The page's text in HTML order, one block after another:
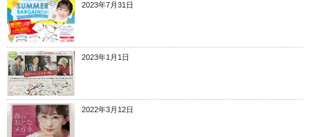
2023年7月31日
2023年1月1日
2022年3月12日